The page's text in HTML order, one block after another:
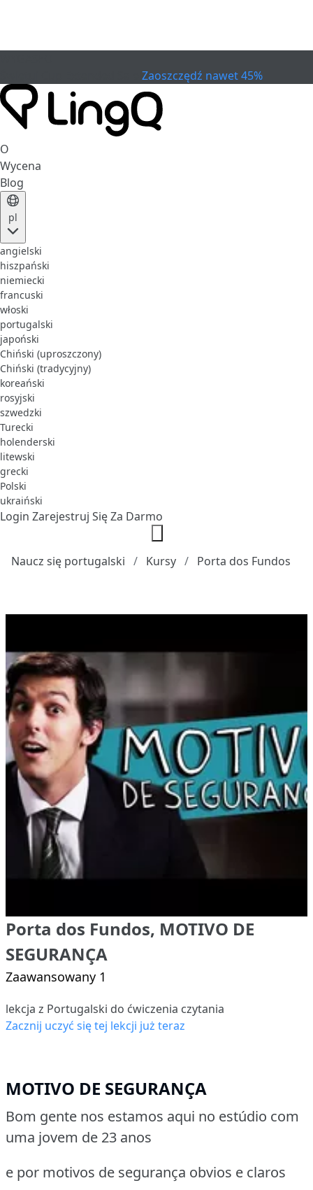
Zaoszczędź nawet 45%
O
Wycena
Blog
pl
angielski
hiszpański
niemiecki
francuski
włoski
portugalski
japoński
Chiński (uproszczony)
Chiński (tradycyjny)
koreański
rosyjski
szwedzki
Turecki
holenderski
litewski
grecki
Polski
ukraiński
Login Zarejestruj Się Za Darmo
Naucz się portugalski Kursy Porta dos Fundos
Porta dos Fundos, MOTIVO DE
SEGURANÇA
Zaawansowany 1
lekcja z Portugalski do ćwiczenia czytania
Zacznij uczyć się tej lekcji już teraz
MOTIVO DE SEGURANÇA
Bom gente nos estamos aqui no estúdio com
uma jovem de 23 anos
e por motivos de segurança obvios e claros